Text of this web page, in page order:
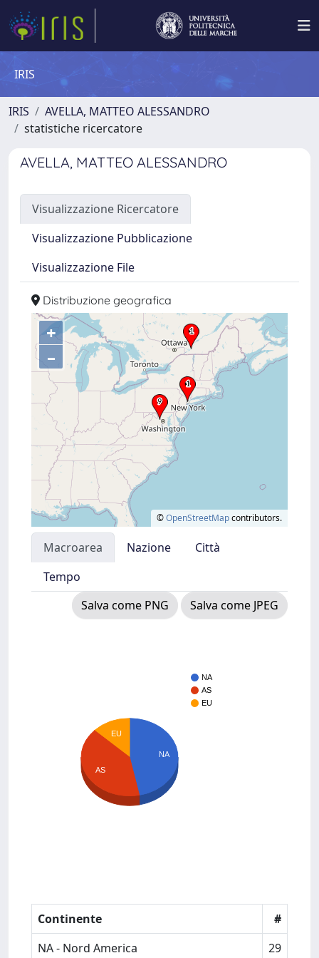
IRIS
IRIS
AVELLA, MATTEO ALESSANDRO
statistiche ricercatore
AVELLA, MATTEO ALESSANDRO
Visualizzazione Ricercatore
Visualizzazione Pubblicazione
Visualizzazione File
Distribuzione geografica
+
–
©OpenStreetMapcontributors.
Macroarea Nazione
Città
Tempo
Salva come PNG
Salva come JPEG
NA
AS
EU
NA
EU
AS
Continente
#
NA - Nord America
29